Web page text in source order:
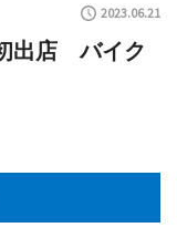
2023.06.21
出店 バイク